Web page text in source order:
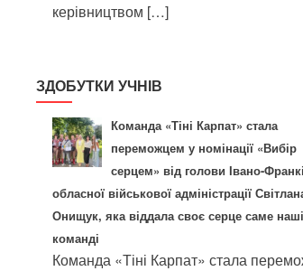
керівництвом […]
ЗДОБУТКИ УЧНІВ
Команда «Тіні Карпат» стала
переможцем у номінації «Вибір
серцем» від голови Івано-
обласної військової адміністрації
Онищук, яка віддала своє серце саме
команді
Команда «Тіні Карпат» стала